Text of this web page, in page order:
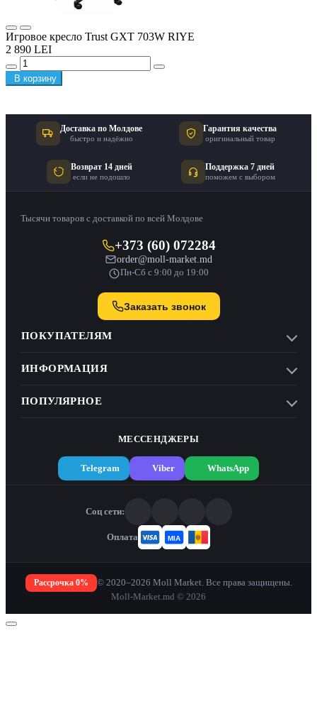
Игровое кресло Trust GXT 703W RIYE
2 890 LEI
В корзину
Доставка по Молдове
быстро и надёжно
Гарантия качества
оригинальный товар
Возврат 14 дней
если не подошло
Поддержка 7 дней
поможем с выбором
Тысячи товаров с доставкой по всей Молдове
+373 (60) 072284
order@moll-market.md
Пн-Сб с 9:00 до 19:00
Заказать звонок
ПОКУПАТЕЛЯМ
ИНФОРМАЦИЯ
ПОПУЛЯРНОЕ
МЕССЕНДЖЕРЫ
Telegram Viber WhatsApp
Соц сети:
Оплата
Рассрочка 0%
© 2020–2026 Moll Market. Все права защищены.
Moll-Market.md © 2026